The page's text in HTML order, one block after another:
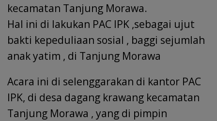
kecamatan Tanjung Morawa.
Hal ini di lakukan PAC IPK ,sebagai ujut
bakti kepeduliaan sosial , baggi sejumlah
anak yatim , di Tanjung Morawa
Acara ini di selenggarakan di kantor PAC
IPK, di desa dagang krawang kecamatan
Tanjung Morawa , yang di pimpin